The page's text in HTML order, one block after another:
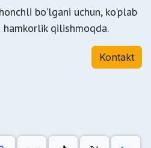
bo'lgani uchun, ko'plab
qilishmoqda.
Kontakt